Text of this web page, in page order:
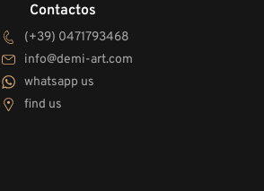
Contactos
(+39) 0471793468
info@demi-art.com
whatsapp us
find us